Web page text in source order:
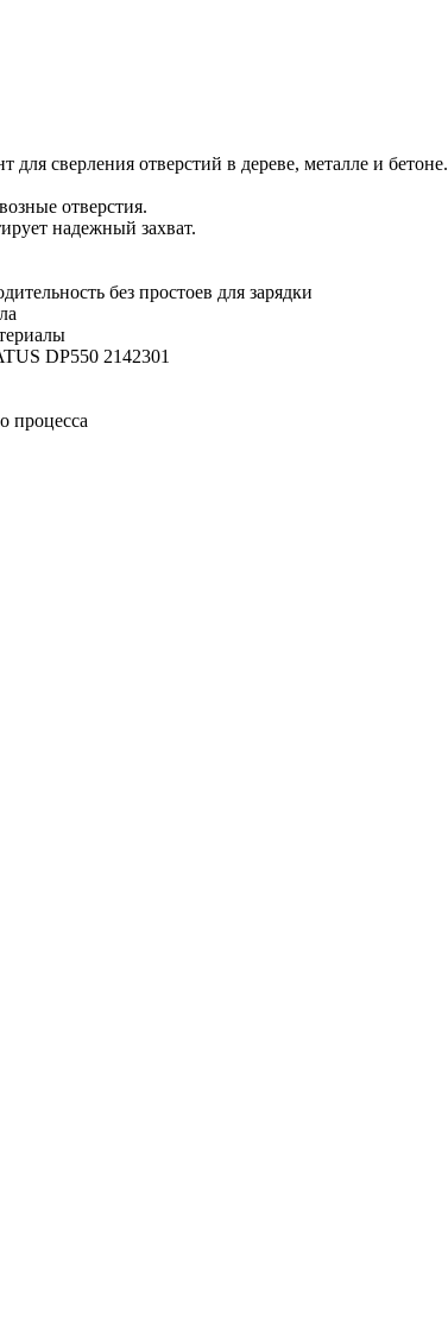
сверления отверстий в дереве, металле и бетоне.
отверстия.
надежный захват.
без простоев для зарядки
DP550 2142301
процесса